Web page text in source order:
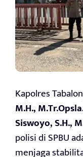
Kapolres
M.H.,
Siswoyo, S.H.,
polisi di SPBU
menjaga